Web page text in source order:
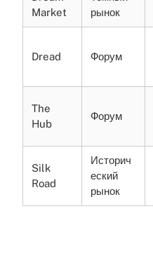
Market
рынок
Dread Форум
The
Hub
Форум
Silk
Road
Историч
еский
рынок